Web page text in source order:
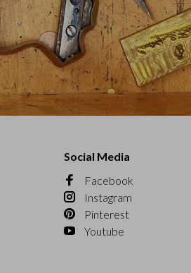
Social Media
Facebook
Instagram
Pinterest
Youtube